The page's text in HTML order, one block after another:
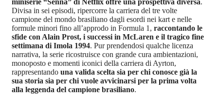
miniserie “Senna” di Netflix offre una prospettiva diversa.
Divisa in sei episodi, ripercorre la carriera del tre volte
campione del mondo brasiliano dagli esordi nei kart e nelle
formule minori fino all’approdo in Formula 1, raccontando le
sfide con Alain Prost, i successi in McLaren e il tragico fine
settimana di Imola 1994. Pur prendendosi qualche licenza
narrativa, la serie ricostruisce con grande cura ambientazioni,
monoposto e momenti iconici della carriera di Ayrton,
rappresentando una valida scelta sia per chi conosce già la
sua storia sia per chi vuole avvicinarsi per la prima volta
alla leggenda del campione brasiliano.